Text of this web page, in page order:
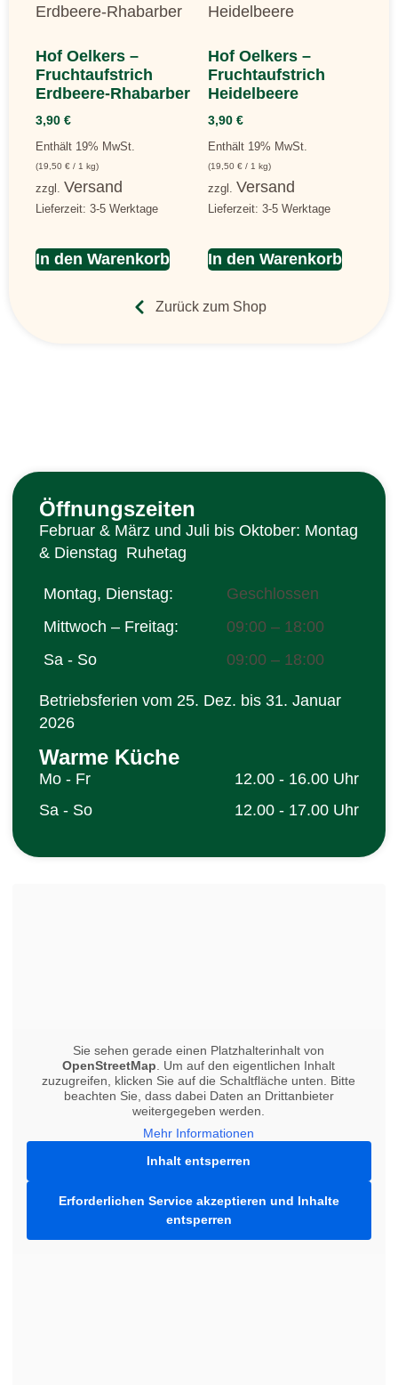
Hof Oelkers –
Fruchtaufstrich
Erdbeere-Rhabarber
3,90 €
Enthält 19% MwSt.
(19,50 € / 1 kg)
zzgl. Versand
Lieferzeit: 3-5 Werktage
In den Warenkorb
Hof Oelkers –
Fruchtaufstrich
Heidelbeere
3,90 €
Enthält 19% MwSt.
(19,50 € / 1 kg)
zzgl. Versand
Lieferzeit: 3-5 Werktage
In den Warenkorb
Zurück zum Shop
Sie sehen gerade einen Platzhalterinhalt von
OpenStreetMap. Um auf den eigentlichen Inhalt
zuzugreifen, klicken Sie auf die Schaltfläche unten. Bitte
beachten Sie, dass dabei Daten an Drittanbieter
weitergegeben werden.
Mehr Informationen
Inhalt entsperren
Erforderlichen Service akzeptieren und Inhalte
entsperren
Öffnungszeiten
Februar & März und Juli bis Oktober: Montag
& Dienstag Ruhetag
Montag, Dienstag:
Geschlossen
Mittwoch – Freitag:
09:00 – 18:00
Sa - So
09:00 – 18:00
Betriebsferien vom 25. Dez. bis 31. Januar
2026
Warme Küche
Mo - Fr
12.00 - 16.00 Uhr
Sa - So
12.00 - 17.00 Uhr